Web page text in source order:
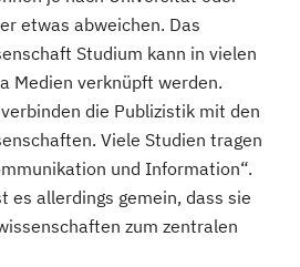
etwas abweichen. Das
Studium kann in vielen
Medien verknüpft werden.
die Publizistik mit den
Viele Studien tragen
und Information“.
es allerdings gemein, dass sie
zum zentralen